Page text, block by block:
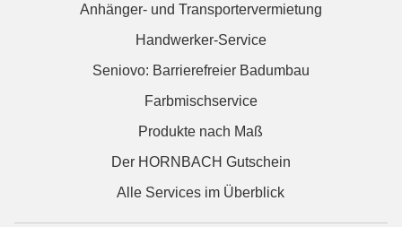
Anhänger- und Transportervermietung
Handwerker-Service
Seniovo: Barrierefreier Badumbau
Farbmischservice
Produkte nach Maß
Der HORNBACH Gutschein
Alle Services im Überblick